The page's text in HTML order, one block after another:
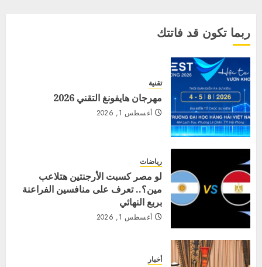
ربما تكون قد فاتتك
تقنية
مهرجان هايفونغ التقني 2026
أغسطس 1, 2026
رياضات
لو مصر كسبت الأرجنتين هتلاعب
مين؟.. تعرف على منافسين الفراعنة
بربع النهائي
أغسطس 1, 2026
أخبار